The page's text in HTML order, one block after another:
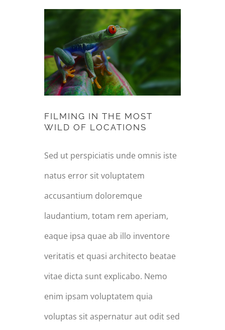
FILMING IN THE
MOST WILD OF
LOCATIONS
FILMING IN THE MOST
WILD OF LOCATIONS
Sed ut perspiciatis unde omnis iste
natus error sit voluptatem
accusantium doloremque
laudantium, totam rem aperiam,
eaque ipsa quae ab illo inventore
veritatis et quasi architecto beatae
vitae dicta sunt explicabo. Nemo
enim ipsam voluptatem quia
voluptas sit aspernatur aut odit sed